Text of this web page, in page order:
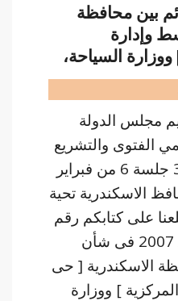
بين محافظة
وإدارة
ووزارة السياحة،
مجلس الدولة
الفتوى والتشريع
ملف رقم 32/ 2/ 3831 جلسة 6 من فبراير
الاسكندرية تحية
على كتابكم رقم
[1069] المؤرخ 23/ 4/ 2007 فى شأن
الاسكندرية [ حى
] ووزارة